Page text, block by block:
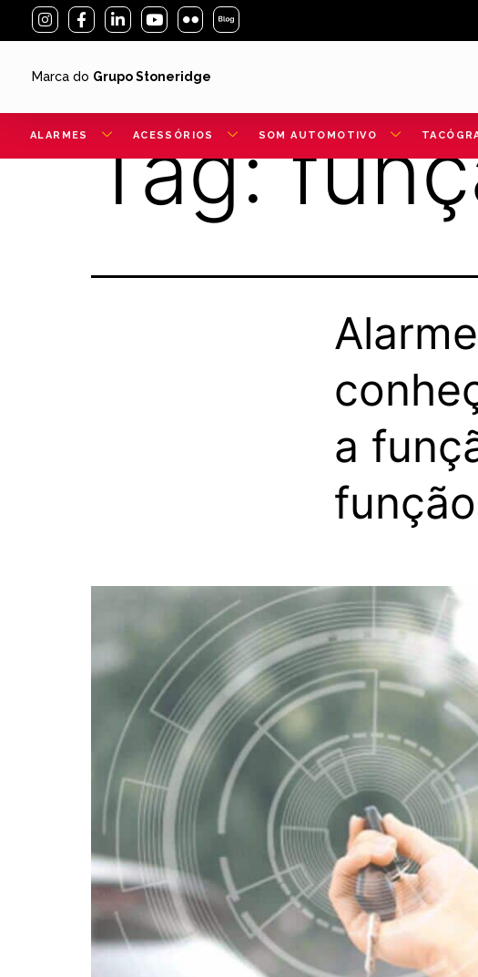
Marca do Grupo Stoneridge
ALARMES ACESSÓRIOS SOM AUTOMOTIVO
Tag:
a